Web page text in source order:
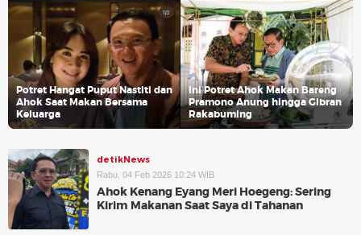
Potret Hangat Puput Nastiti dan
Ahok Saat Makan Bersama
Keluarga
Ini Potret Ahok Makan Bareng
Pramono Anung hingga Gibran
Rakabuming
detikNews
Rabu, 04 Feb 2026 10:24 WIB
Ahok Kenang Eyang Meri Hoegeng: Sering
Kirim Makanan Saat Saya di Tahanan